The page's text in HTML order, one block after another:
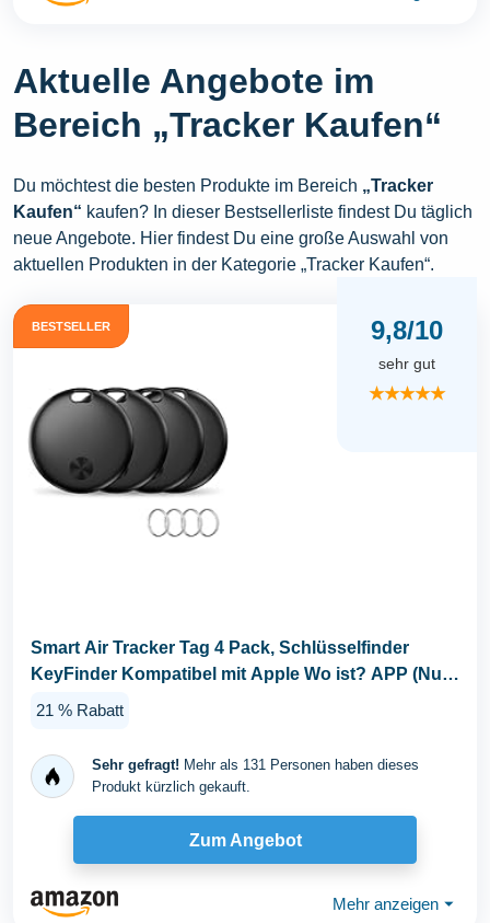
Aktuelle Angebote im
Bereich „Tracker Kaufen“
Du möchtest die besten Produkte im Bereich „Tracker
Kaufen“ kaufen? In dieser Bestsellerliste findest Du täglich
neue Angebote. Hier findest Du eine große Auswahl von
aktuellen Produkten in der Kategorie „Tracker Kaufen“.
BESTSELLER 9,8/10
sehr gut
★★★★★
Smart Air Tracker Tag 4 Pack, Schlüsselfinder
KeyFinder Kompatibel mit Apple Wo ist? APP (Nur
iOS...
21 % Rabatt
Sehr gefragt! Mehr als 131 Personen haben dieses
Produkt kürzlich gekauft.
Zum Angebot
Mehr anzeigen ⏷